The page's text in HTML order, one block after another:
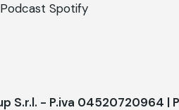
Podcast Spotify
S.r.l. - P.iva 04520720964 |